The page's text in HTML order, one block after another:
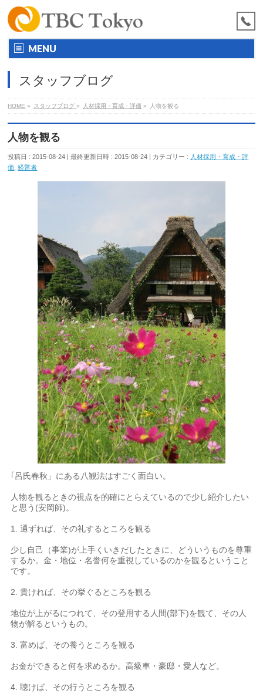
MENU
スタッフブログ
HOME » スタッフブログ» 人材採用・育成・評価 » 人物を観る
人物を観る
投稿日 : 2015-08-24 最終更新日時 : 2015-08-24 カテゴリー : 人材採用・育成・評
価 ,経営者
｢呂氏春秋」にある八観法はすごく面白い。
人物を観るときの視点を的確にとらえているので少し紹介したい
と思う(安岡師)。
1. 通ずれば、その礼するところを観る
少し自己（事業)が上手くいきだしたときに、どういうものを尊重
するか。金・地位・名誉何を重視しているのかを観るということ
です。
2. 貴ければ、その挙ぐるところを観る
地位が上がるにつれて、その登用する人間(部下)を観て、その人
物が解るというもの。
3. 富めば、その養うところを観る
お金ができると何を求めるか。高級車・豪邸・愛人など。
4. 聴けば、その行うところを観る